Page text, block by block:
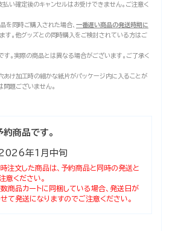
い確定後のキャンセルはお受けできません。ご注意く
を同時ご購入された場合、 一番遅い商品の発送時期に
す。他グッズとの同時購入をご検討されている方はご
す。実際の商品とは異なる場合がございます。ご了承く
あけ加工時の細かな紙片がパッケージ内に入ることが
問題ございません。
商品です。
年1月中旬
注文した商品は、予約商品と同時の発送と
意ください。
商品カートに同梱している場合、発送日が
て発送になりますのでご注意ください。